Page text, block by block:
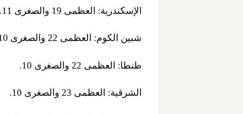
الإسكندرية: العظمى 19 والصغرى 11.
شبين الكوم: العظمى 22 والصغرى 10.
طنطا: العظمى 22 والصغرى 10.
الشرقية: العظمى 23 والصغرى 10.